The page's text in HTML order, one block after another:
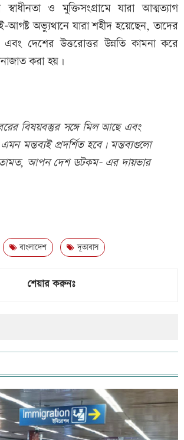
স্বাধীনতা ও মুক্তিসংগ্রামে যারা আত্মত্যাগ
অভ্যুথানে যারা শহীদ হয়েছেন, তাদের
দেশের উত্তরোত্তর উন্নতি কামনা করে
করা হয়।
বিষয়বস্তুর সঙ্গে মিল আছে এবং
মন্তব্যই প্রদর্শিত হবে। মন্তব্যগুলো
আপন দেশ ডটকম- এর দায়ভার
বাংলাদেশ দূতাবাস
শেয়ার করুনঃ